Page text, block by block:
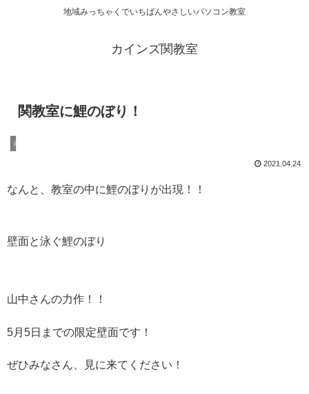
地域みっちゃくでいちばんやさしいパソコン教室
カインズ関教室
関教室に鯉のぼり！
未分類
2021.04.24
なんと、教室の中に鯉のぼりが出現！！
壁面と泳ぐ鯉のぼり
山中さんの力作！！
5月5日までの限定壁面です！
ぜひみなさん、見に来てください！